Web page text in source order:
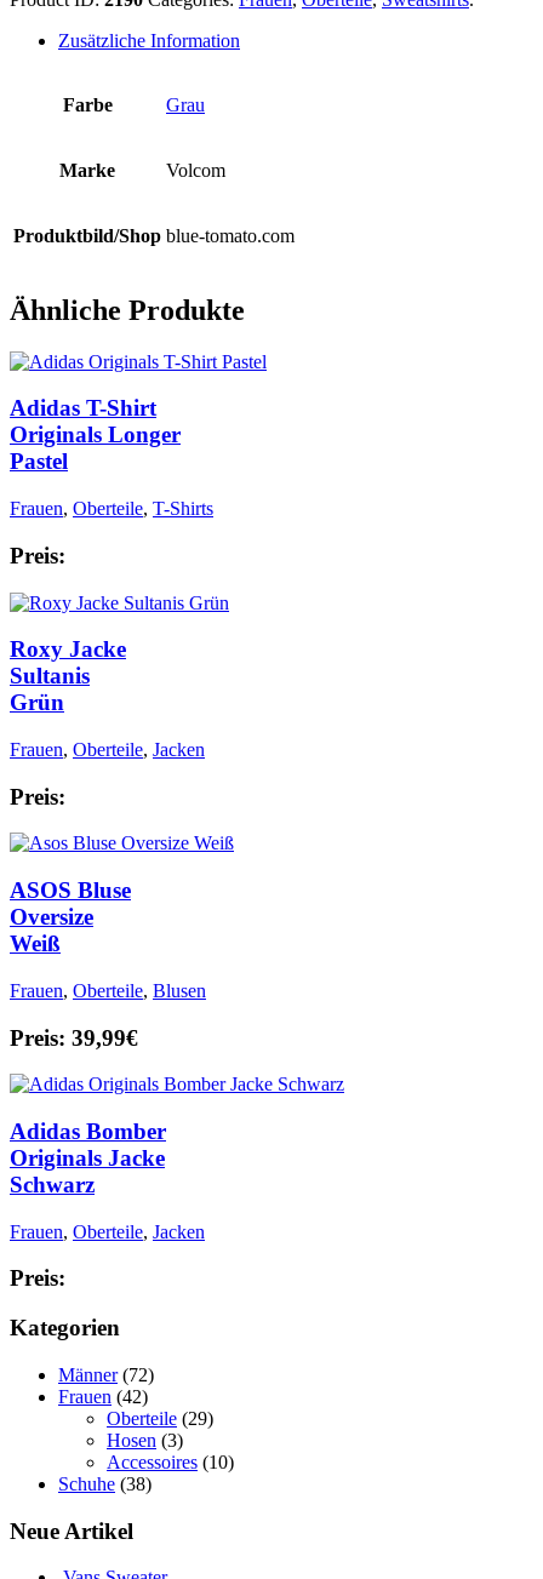
Zusätzliche Information
Farbe Grau
Marke Volcom
Produktbild/Shop blue-tomato.com
Ähnliche Produkte
Adidas T-Shirt
Originals Longer
Pastel
Frauen, Oberteile, T-Shirts
Preis:
Roxy Jacke
Sultanis
Grün
Frauen, Oberteile, Jacken
Preis:
ASOS Bluse
Oversize
Weiß
Frauen, Oberteile, Blusen
Preis: 39,99€
Adidas Bomber
Originals Jacke
Schwarz
Frauen, Oberteile, Jacken
Preis:
Kategorien
Männer (72)
Frauen (42)
Oberteile (29)
Hosen (3)
Accessoires (10)
Schuhe (38)
Neue Artikel